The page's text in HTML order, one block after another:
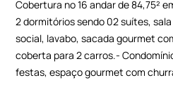
Cobertura no 16 andar de 84,75²
2 dormitórios sendo 02 suítes,
social, lavabo, sacada gourmet
coberta para 2 carros.-
festas, espaço gourmet com